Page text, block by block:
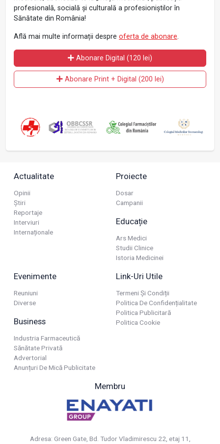
profesională, socială și culturală a profesioniștilor în
Sănătate din România!
Află mai multe informații despre oferta de abonare.
Abonare Digital (120 lei)
Abonare Print + Digital (200 lei)
Actualitate
Opinii
Știri
Reportaje
Interviuri
Internaționale
Proiecte
Dosar
Campanii
Educație
Ars Medici
Studii Clinice
Istoria Medicinei
Evenimente
Reuniuni
Diverse
Business
Industria Farmaceutică
Sănătate Privată
Advertorial
Anunțuri De Mică Publicitate
Link-Uri Utile
Termeni Și Condiții
Politica De Confidențialitate
Politica Publicitară
Politica Cookie
Membru
Adresa: Green Gate, Bd. Tudor Vladimirescu 22, etaj 11,